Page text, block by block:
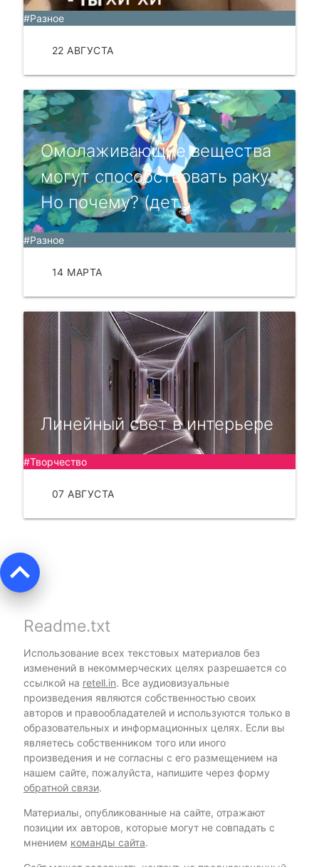
#Разное
22 АВГУСТА
Омолаживающие вещества
могут способствовать раку.
Но почему? (дет...
#Разное
14 МАРТА
Линейный свет в интерьере
#Творчество
07 АВГУСТА
keyboard_arrow_up
Readme.txt
Использование всех текстовых материалов без
изменений в некоммерческих целях разрешается со
ссылкой на retell.in. Все аудиовизуальные
произведения являются собственностью своих
авторов и правообладателей и используются только в
образовательных и информационных целях. Если вы
являетесь собственником того или иного
произведения и не согласны с его размещением на
нашем сайте, пожалуйста, напишите через форму
обратной связи.
Материалы, опубликованные на сайте, отражают
позиции их авторов, которые могут не совпадать с
мнением команды сайта.